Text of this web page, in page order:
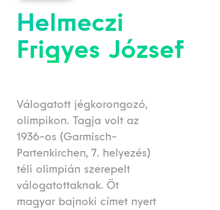
Helmeczi
Frigyes József
Válogatott jégkorongozó,
olimpikon. Tagja volt az
1936-os (Garmisch-
Partenkirchen, 7. helyezés)
téli olimpián szerepelt
válogatottaknak. Öt
magyar bajnoki címet nyert